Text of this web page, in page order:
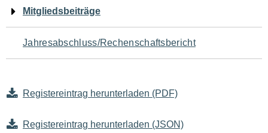
Mitgliedsbeiträge
Jahresabschluss/Rechenschaftsbericht
Registereintrag herunterladen (PDF)
Registereintrag herunterladen (JSON)